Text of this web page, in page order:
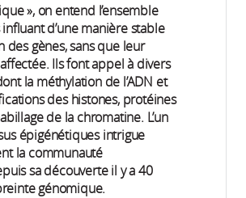
», on entend l’ensemble
d’une manière stable
des gènes, sans que leur
Ils font appel à divers
la méthylation de l’ADN et
des histones, protéines
de la chromatine. L’un
épigénétiques intrigue
la communauté
sa découverte il y a 40
génomique.